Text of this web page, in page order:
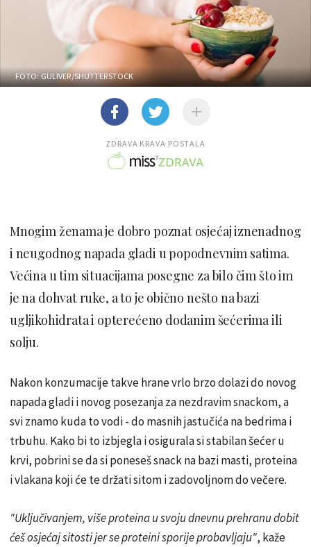
FOTO: GULIVER/SHUTTERSTOCK
ZDRAVA KRAVA POSTALA
Mnogim ženama je dobro poznat osjećaj iznenadnog
i neugodnog napada gladi u popodnevnim satima.
Većina u tim situacijama posegne za bilo čim što im
je na dohvat ruke, a to je obično nešto na bazi
ugljikohidrata i opterećeno dodanim šećerima ili
solju.
Nakon konzumacije takve hrane vrlo brzo dolazi do novog
napada gladi i novog posezanja za nezdravim snackom, a
svi znamo kuda to vodi - do masnih jastučića na bedrima i
trbuhu. Kako bi to izbjegla i osigurala si stabilan šećer u
krvi, pobrini se da si poneseš snack na bazi masti, proteina
i vlakana koji će te držati sitom i zadovoljnom do večere.
"Uključivanjem, više proteina u svoju dnevnu prehranu dobit
ćeš osjećaj sitosti jer se proteini sporije probavljaju", kaže